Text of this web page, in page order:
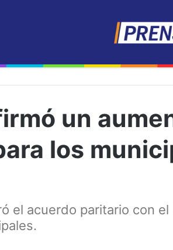
un
los
el acuerdo paritario con